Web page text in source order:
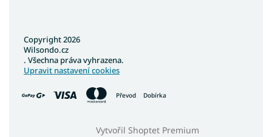
Převod Dobírka
Vytvořil Shoptet Premium
Copyright 2026
Wilsondo.cz
. Všechna práva vyhrazena.
Upravit nastavení cookies